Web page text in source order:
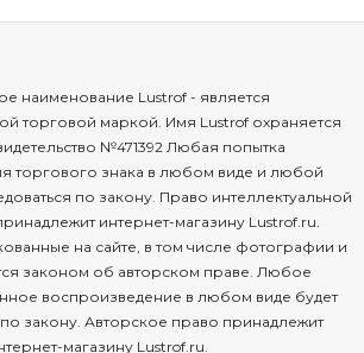
наименование Lustrof - является
торговой маркой. Имя Lustrof охраняется
№471392 Любая попытка
торгового знака в любом виде и любой
по закону. Право интеллектуальной
интернет-магазину Lustrof.ru.
на сайте, в том числе фотографии и
законом об авторском праве. Любое
воспроизведение в любом виде будет
закону. Авторское право принадлежит
магазину Lustrof.ru.